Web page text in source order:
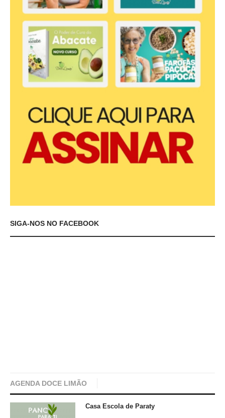
SIGA-NOS NO FACEBOOK
AGENDA DOCE LIMÃO
Casa Escola de Paraty